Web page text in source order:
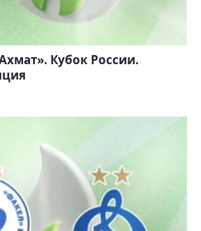
Кубок России.